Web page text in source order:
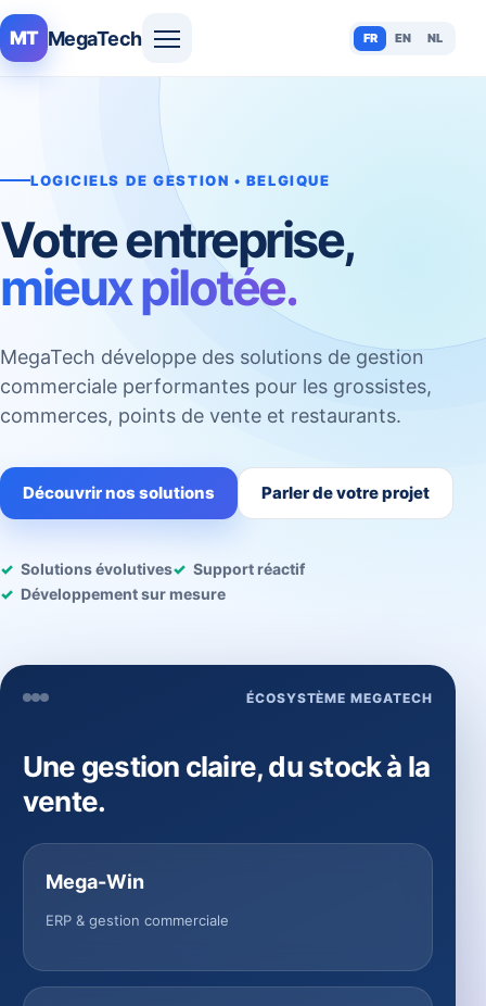
MT MegaTech FR EN NL
LOGICIELS DE GESTION • BELGIQUE
Votre entreprise,
mieux pilotée.
MegaTech développe des solutions de gestion
commerciale performantes pour les grossistes,
commerces, points de vente et restaurants.
Découvrir nos solutions Parler de votre projet
Solutions évolutives
Support réactif
Développement sur mesure
ÉCOSYSTÈME MEGATECH
Une gestion claire, du stock à la
vente.
Mega-Win
ERP & gestion commerciale